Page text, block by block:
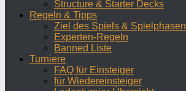
Structure & Starter Decks
Regeln & Tipps
Ziel des Spiels & Spielphasen
Experten-Regeln
Banned Liste
Turniere
FAQ für Einsteiger
für Wiedereinsteiger